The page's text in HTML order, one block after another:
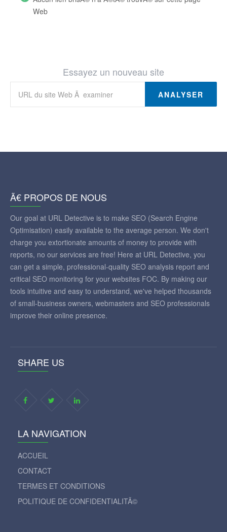
Web
Essayez un nouveau site
ANALYSER
Ã€ PROPOS DE NOUS
Our goal at URL Detective is to make SEO (Search Engine
Optimisation) easily available to the average person. We don't
charge you extortionate amounts of money to provide with
reports, no our services are free! Here at URL Detective, you
can get a simple, professional-quality SEO analysis report and
critical SEO monitoring for your websites FOC. By making our
tools intuitive and easy to understand, we've helped thousands
of small-business owners, webmasters and SEO professionals
improve their online presence.
SHARE US
LA NAVIGATION
ACCUEIL
CONTACT
TERMES ET CONDITIONS
POLITIQUE DE CONFIDENTIALITÃ©